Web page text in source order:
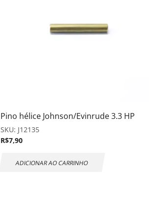
Pino hélice Johnson/Evinrude 3.3 HP
SKU: J12135
R$7,90
ADICIONAR AO CARRINHO